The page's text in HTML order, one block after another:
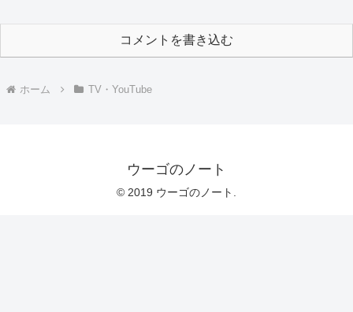
コメントを書き込む
ホーム TV・YouTube
ウーゴのノート
© 2019 ウーゴのノート.